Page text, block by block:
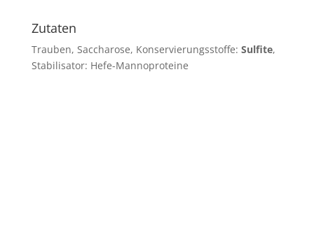
Zutaten
Trauben, Saccharose, Konservierungsstoffe: Sulfite,
Stabilisator: Hefe-Mannoproteine